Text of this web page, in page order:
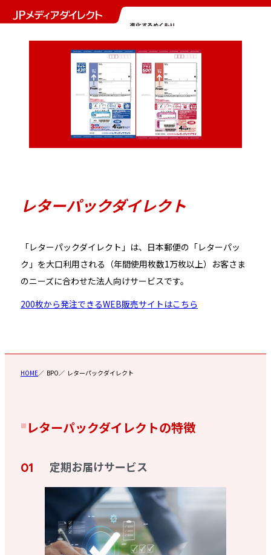
レターパックダイレクト
「レターパックダイレクト」は、日本郵便の「レターパッ
ク」を大口利用される（年間使用枚数1万枚以上）お客さま
のニーズに合わせた法人向けサービスです。
200枚から発注できるWEB販売サイトはこちら
HOME BPO レターパックダイレクト
レターパックダイレクトの特徴
定期お届けサービス